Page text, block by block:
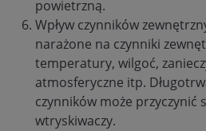
powietrzną.
Wpływ czynników
narażone na czynniki
temperatury, wilgoć,
atmosferyczne itp.
czynników może przyczynić
wtryskiwaczy.